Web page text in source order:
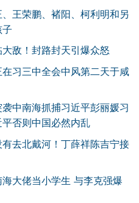
王荣鹏、褚阳、柯利明和另
敌！封路封天引爆众怒
习三中全会中风第二天于咸
中南海抓捕习近平彭丽媛习
否则中国必然内乱
去北戴河！丁薛祥陈吉宁接
大佬当小学生 与李克强爆